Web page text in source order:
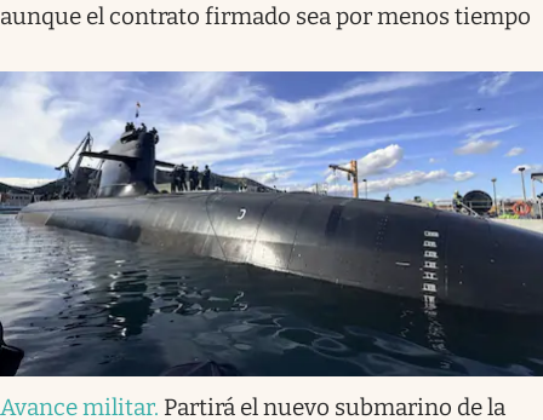
aunque el contrato firmado sea por menos tiempo
Avance militar. Partirá el nuevo submarino de la